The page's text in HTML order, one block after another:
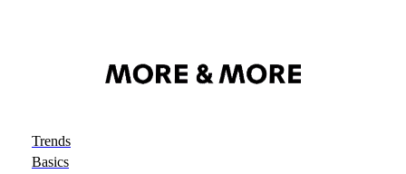
Trends
Basics